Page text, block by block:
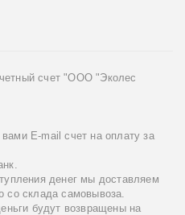
счет "ООО "Эколес
E-mail счет на оплату за
денег мы доставляем
со склада самовывоза.
будут возвращены на